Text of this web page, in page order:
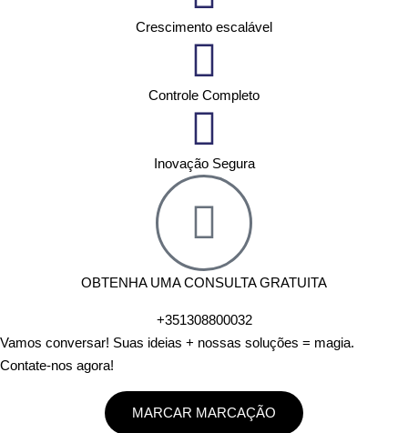
Crescimento escalável
Controle Completo
Inovação Segura
OBTENHA UMA CONSULTA GRATUITA
+351308800032
Vamos conversar! Suas ideias + nossas soluções = magia.
Contate-nos agora!
MARCAR MARCAÇÃO